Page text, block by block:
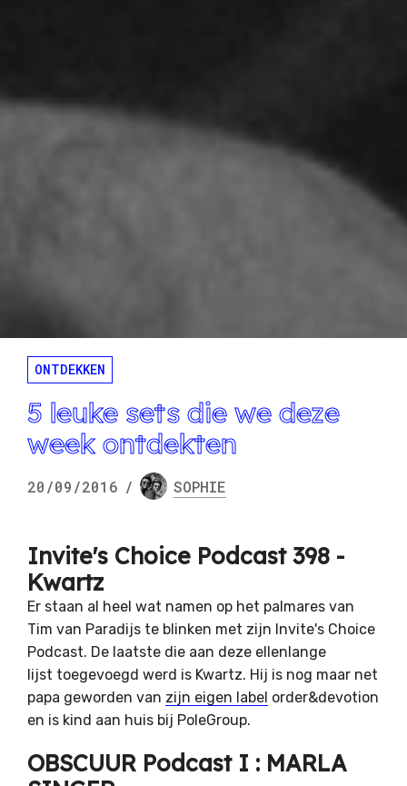
ONTDEKKEN
5 leuke sets die we deze
week ontdekten
20/09/2016 / SOPHIE
Invite's Choice Podcast 398 -
Kwartz
Er staan al heel wat namen op het palmares van
Tim van Paradijs te blinken met zijn Invite's Choice
Podcast. De laatste die aan deze ellenlange
lijst toegevoegd werd is Kwartz. Hij is nog maar net
papa geworden van zijn eigen label order&devotion
en is kind aan huis bij PoleGroup.
OBSCUUR Podcast I : MARLA